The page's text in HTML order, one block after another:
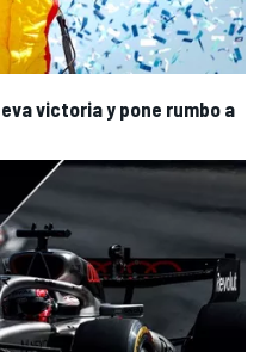
victoria y pone rumbo a